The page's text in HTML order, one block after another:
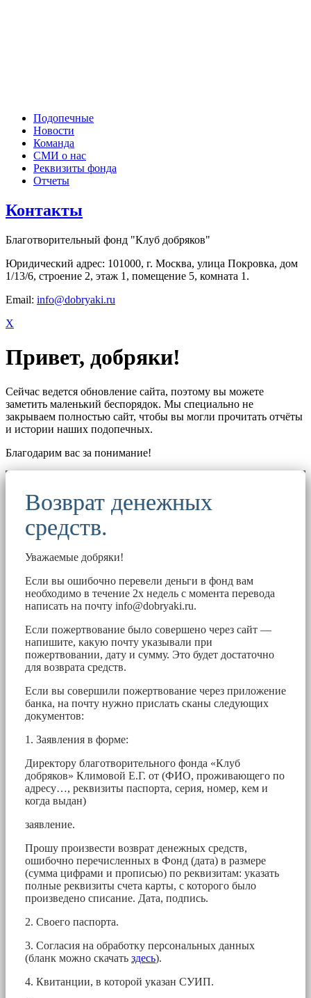
Подопечные
Новости
Команда
СМИ о нас
Реквизиты фонда
Отчеты
Контакты
Благотворительный фонд "Клуб добряков"
Юридический адрес: 101000, г. Москва, улица Покровка, дом
1/13/6, строение 2, этаж 1, помещение 5, комната 1.
Email: info@dobryaki.ru
X
Привет, добряки!
Сейчас ведется обновление сайта, поэтому вы можете
заметить маленький беспорядок. Мы специально не
закрываем полностью сайт, чтобы вы могли прочитать отчёты
и истории наших подопечных.
Благодарим вас за понимание!
Возврат денежных
средств.
Уважаемые добряки!
Если вы ошибочно перевели деньги в фонд вам
необходимо в течение 2х недель с момента перевода
написать на почту info@dobryaki.ru.
Если пожертвование было совершено через сайт —
напишите, какую почту указывали при
пожертвовании, дату и сумму. Это будет достаточно
для возврата средств.
Если вы совершили пожертвование через приложение
банка, на почту нужно прислать сканы следующих
документов:
1. Заявления в форме:
Директору благотворительного фонда «Клуб
добряков» Климовой Е.Г. от (ФИО, проживающего по
адресу…, реквизиты паспорта, серия, номер, кем и
когда выдан)
заявление.
Прошу произвести возврат денежных средств,
ошибочно перечисленных в Фонд (дата) в размере
(сумма цифрами и прописью) по реквизитам: указать
полные реквизиты счета карты, с которого было
произведено списание. Дата, подпись.
2. Своего паспорта.
3. Согласия на обработку персональных данных
(бланк можно скачать здесь).
4. Квитанции, в которой указан СУИП.